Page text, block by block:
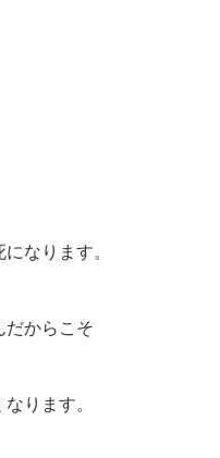
なります。
だからこそ
ります。